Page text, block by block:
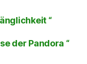
“
der Pandora “